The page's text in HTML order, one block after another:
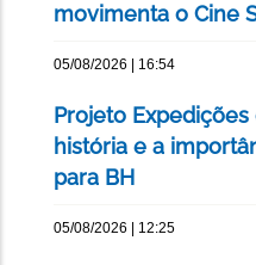
movimenta o Cine
05/08/2026 | 16:54
Projeto
história e a
para BH
05/08/2026 | 12:25